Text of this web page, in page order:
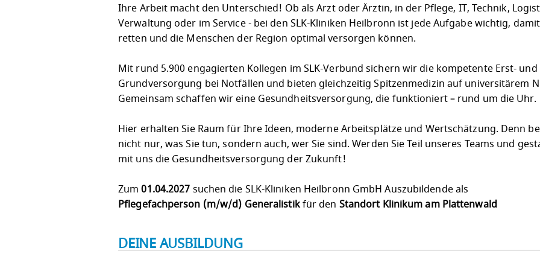
Ihre Arbeit macht den Unterschied! Ob als Arzt oder Ärztin, in der Pflege, IT, Technik,
Verwaltung oder im Service - bei den SLK-Kliniken Heilbronn ist jede Aufgabe wichtig,
retten und die Menschen der Region optimal versorgen können.
Mit rund 5.900 engagierten Kollegen im SLK-Verbund sichern wir die kompetente Erst- und
Grundversorgung bei Notfällen und bieten gleichzeitig Spitzenmedizin auf universitärem
Gemeinsam schaffen wir eine Gesundheitsversorgung, die funktioniert – rund um die Uhr.
Hier erhalten Sie Raum für Ihre Ideen, moderne Arbeitsplätze und Wertschätzung. Denn
nicht nur, was Sie tun, sondern auch, wer Sie sind. Werden Sie Teil unseres Teams und
mit uns die Gesundheitsversorgung der Zukunft!
Zum01.04.2027 suchen die SLK-Kliniken Heilbronn GmbH Auszubildende als
Pflegefachperson (m/w/d) Generalistikfür den Standort Klinikum am Plattenwald
DEINE AUSBILDUNG